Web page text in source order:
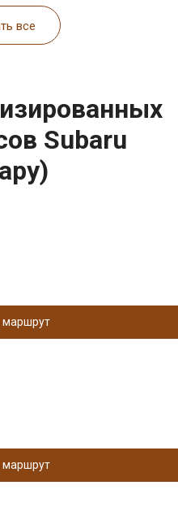
все
Subaru
маршрут
маршрут